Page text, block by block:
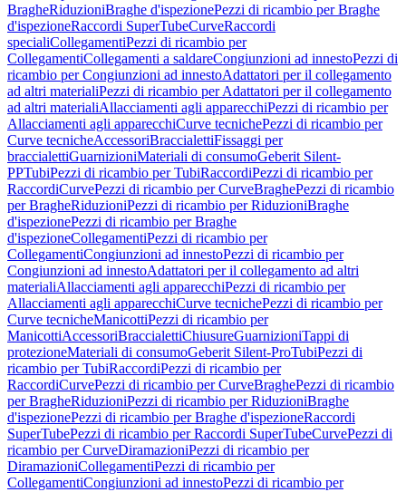
BragheRiduzioniBraghe d'ispezionePezzi di ricambio per Braghe
d'ispezioneRaccordi SuperTubeCurveRaccordi
specialiCollegamentiPezzi di ricambio per
CollegamentiCollegamenti a saldareCongiunzioni ad innestoPezzi di
ricambio per Congiunzioni ad innestoAdattatori per il collegamento
ad altri materialiPezzi di ricambio per Adattatori per il collegamento
ad altri materialiAllacciamenti agli apparecchiPezzi di ricambio per
Allacciamenti agli apparecchiCurve tecnichePezzi di ricambio per
Curve tecnicheAccessoriBraccialettiFissaggi per
braccialettiGuarnizioniMateriali di consumoGeberit Silent-
PPTubiPezzi di ricambio per TubiRaccordiPezzi di ricambio per
RaccordiCurvePezzi di ricambio per CurveBraghePezzi di ricambio
per BragheRiduzioniPezzi di ricambio per RiduzioniBraghe
d'ispezionePezzi di ricambio per Braghe
d'ispezioneCollegamentiPezzi di ricambio per
CollegamentiCongiunzioni ad innestoPezzi di ricambio per
Congiunzioni ad innestoAdattatori per il collegamento ad altri
materialiAllacciamenti agli apparecchiPezzi di ricambio per
Allacciamenti agli apparecchiCurve tecnichePezzi di ricambio per
Curve tecnicheManicottiPezzi di ricambio per
ManicottiAccessoriBraccialettiChiusureGuarnizioniTappi di
protezioneMateriali di consumoGeberit Silent-ProTubiPezzi di
ricambio per TubiRaccordiPezzi di ricambio per
RaccordiCurvePezzi di ricambio per CurveBraghePezzi di ricambio
per BragheRiduzioniPezzi di ricambio per RiduzioniBraghe
d'ispezionePezzi di ricambio per Braghe d'ispezioneRaccordi
SuperTubePezzi di ricambio per Raccordi SuperTubeCurvePezzi di
ricambio per CurveDiramazioniPezzi di ricambio per
DiramazioniCollegamentiPezzi di ricambio per
CollegamentiCongiunzioni ad innestoPezzi di ricambio per